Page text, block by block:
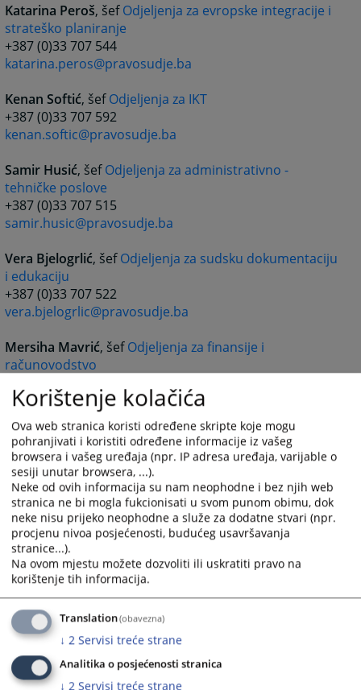
Katarina Peroš, šefOdjeljenja za evropske integracije i
strateško planiranje
+387 (0)33 707 544
katarina.peros@pravosudje.ba
Kenan Softić, šefOdjeljenja za IKT
+387 (0)33 707 592
kenan.softic@pravosudje.ba
Samir Husić, šefOdjeljenja za administrativno -
tehničke poslove
+387 (0)33 707 515
samir.husic@pravosudje.ba
Vera Bjelogrlić, šefOdjeljenja za sudsku dokumentaciju
i edukaciju
+387 (0)33 707 522
vera.bjelogrlic@pravosudje.ba
Mersiha Mavrić, šefOdjeljenja za finansije i
računovodstvo
mersiha.mavric@pravosudje.ba
Mirza Hadžiomerović,šefOdjeljenja za disciplinske
postupke i etiku nosilaca pravosudnih funkcija
+387 (0)33 704 614
mirza.hadziomerovic@pravosudje.ba
Almisa Zulović Berhamović, zamjenica šefaOdjeljenja
za disciplinske postupke i etiku nosilaca pravosudnih
funkcija
+387 (0)33 707 536
almisa.berhamovic@pravosudje.ba
Jasmin Čalija, šefOdjeljenja za imenovanje i
napredovanje
+387 (0)33 707 560
jasmin.calija@pravosudje.ba
Vesna Pirija , šefOdjeljenja za provođenje postupka po
Korištenje kolačića
Ova web stranica koristi određene skripte koje mogu
pohranjivati i koristiti određene informacije iz vašeg
browsera i vašeg uređaja (npr. IP adresa uređaja, varijable o
sesiji unutar browsera, ...).
Neke od ovih informacija su nam neophodne i bez njih web
stranica ne bi mogla fukcionisati u svom punom obimu, dok
neke nisu prijeko neophodne a služe za dodatne stvari (npr.
procjenu nivoa posjećenosti, budućeg usavršavanja
stranice...).
Na ovom mjestu možete dozvoliti ili uskratiti pravo na
korištenje tih informacija.
Translation(obavezna)
↓ 2 Servisi treće strane
Analitika o posjećenosti stranica
↓ 2 Servisi treće strane